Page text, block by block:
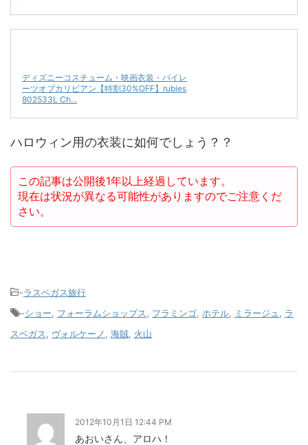
ディズニーコスチューム・映画衣装・パイレ
ーツオブカリビアン【特割30%OFF】rubies
802533L Ch...
ハロウィン用の衣装に如何でしょう？？
この記事は公開後1年以上経過しています。
現在は状況が異なる可能性がありますのでご注意くだ
さい。
-ラスベガス旅行
-ショー フォーラムショップス フラミンゴ ホテル ミラージュ
ラ
スベガス
ヴォルケーノ 海賊 火山
2012年10月1日 12:44 PM
あおいさん、アロハ！